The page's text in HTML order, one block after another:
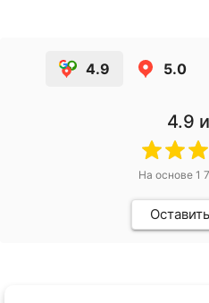
4.9 5.0
4.9
На основе 1